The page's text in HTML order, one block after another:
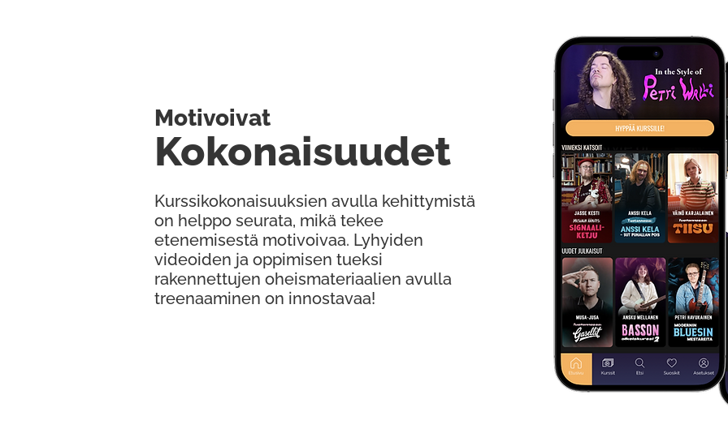
Kurssikokonaisuuksien avulla kehittymistä
on helppo seurata, mikä tekee
etenemisestä motivoivaa. Lyhyiden
videoiden ja oppimisen tueksi
rakennettujen oheismateriaalien avulla
treenaaminen on innostavaa!
Kokonaisuudet
Motivoivat